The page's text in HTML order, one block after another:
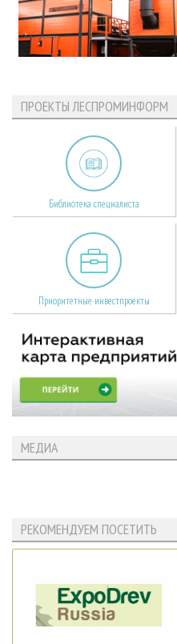
ПРОЕКТЫ ЛЕСПРОМИНФОРМ
Библиотека специалиста
Приоритетные инвестпроекты
МЕДИА
РЕКОМЕНДУЕМ ПОСЕТИТЬ